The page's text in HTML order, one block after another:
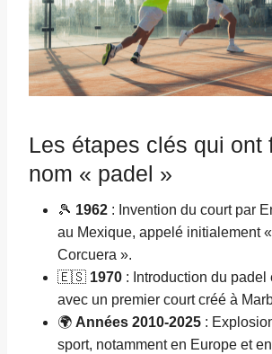
Les étapes clés qui ont
nom « padel »
🎾 1962 : Invention du court par
au Mexique, appelé initialement
Corcuera ».
🇪🇸 1970 : Introduction du padel
avec un premier court créé à
🌍 Années 2010-2025 :
sport, notamment en Europe et